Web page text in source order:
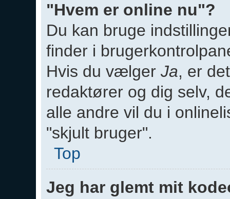
"Hvem er online nu"?
Du kan bruge
finder i
Hvis du vælger Ja, er
redaktører og dig selv,
alle andre vil du i
"skjult bruger".
Top
Jeg har glemt mit